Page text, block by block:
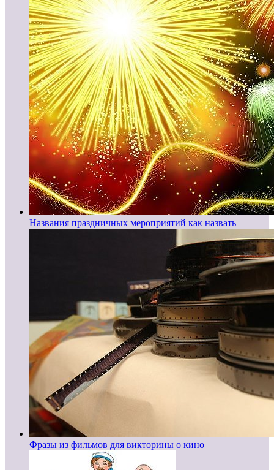
Названия праздничных мероприятий как назвать
Фразы из фильмов для викторины о кино